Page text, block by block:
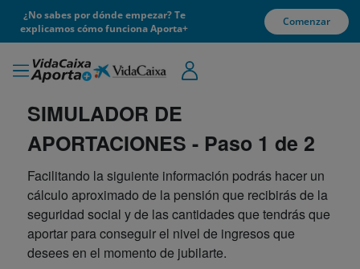
¿No sabes por dónde empezar? Te
explicamos cómo funciona Aporta+
Comenzar